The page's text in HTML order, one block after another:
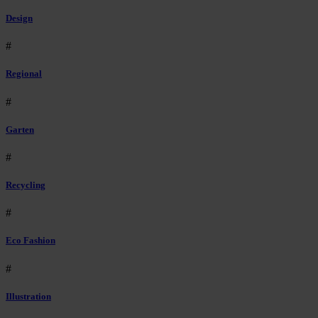
Design
#
Regional
#
Garten
#
Recycling
#
Eco Fashion
#
Illustration